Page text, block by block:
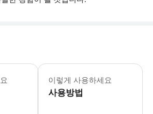
활동에 대한 중요 정보 • 활동 시작
이렇게 사용하세요
사용방법